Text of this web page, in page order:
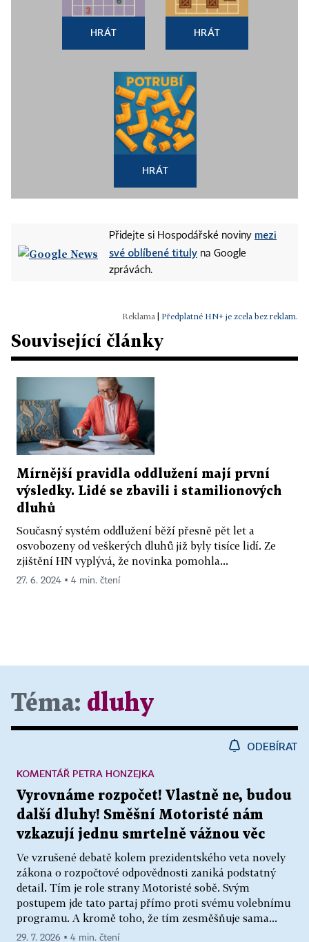
HRÁT HRÁT
HRÁT
Přidejte si Hospodářské noviny mezi
své oblíbené tituly na Google
zprávách.
Předplatné HN+ je zcela bez reklam.
Související články
Mírnější pravidla oddlužení mají první
výsledky. Lidé se zbavili i stamilionových
dluhů
Současný systém oddlužení běží přesně pět let a
osvobozeny od veškerých dluhů již byly tisíce lidí. Ze
zjištění HN vyplývá, že novinka pomohla...
27. 6. 2024 ▪ 4 min. čtení
Téma: dluhy
ODEBÍRAT
Vyrovnáme rozpočet! Vlastně ne, budou
další dluhy! Směšní Motoristé nám
vzkazují jednu smrtelně vážnou věc
Ve vzrušené debatě kolem prezidentského veta novely
zákona o rozpočtové odpovědnosti zaniká podstatný
detail. Tím je role strany Motoristé sobě. Svým
postupem jde tato partaj přímo proti svému volebnímu
programu. A kromě toho, že tím zesměšňuje sama...
KOMENTÁŘ PETRA HONZEJKA
29. 7. 2026 ▪ 4 min. čtení